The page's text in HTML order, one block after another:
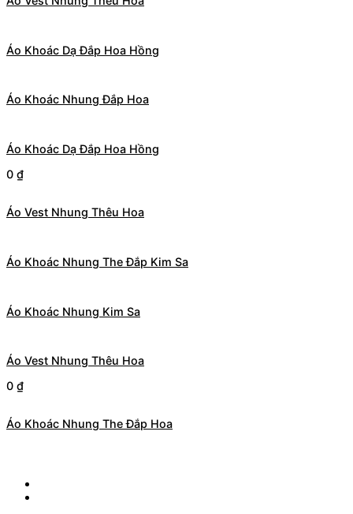
Áo Khoác Dạ Đắp Hoa Hồng
Áo Khoác Nhung Đắp Hoa
Áo Khoác Dạ Đắp Hoa Hồng
0 ₫
Áo Vest Nhung Thêu Hoa
Áo Khoác Nhung The Đắp Kim Sa
Áo Khoác Nhung Kim Sa
Áo Vest Nhung Thêu Hoa
0 ₫
Áo Khoác Nhung The Đắp Hoa